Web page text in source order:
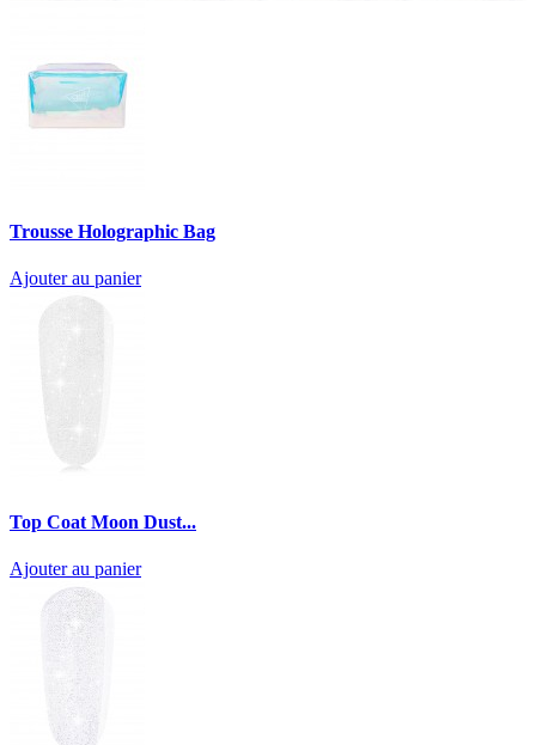
Trousse Holographic Bag
Ajouter au panier
Top Coat Moon Dust...
Ajouter au panier